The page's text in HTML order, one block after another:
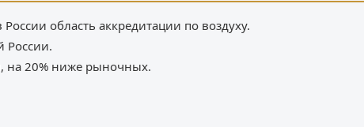
область аккредитации по воздуху.
России.
на 20% ниже рыночных.